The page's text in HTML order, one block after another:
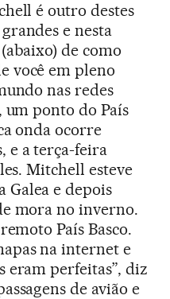
é outro destes
e nesta
de como
você em pleno
nas redes
um ponto do País
onda ocorre
e a terça-feira
Mitchell esteve
Galea e depois
mora no inverno.
País Basco.
na internet e
eram perfeitas”, diz
de avião e